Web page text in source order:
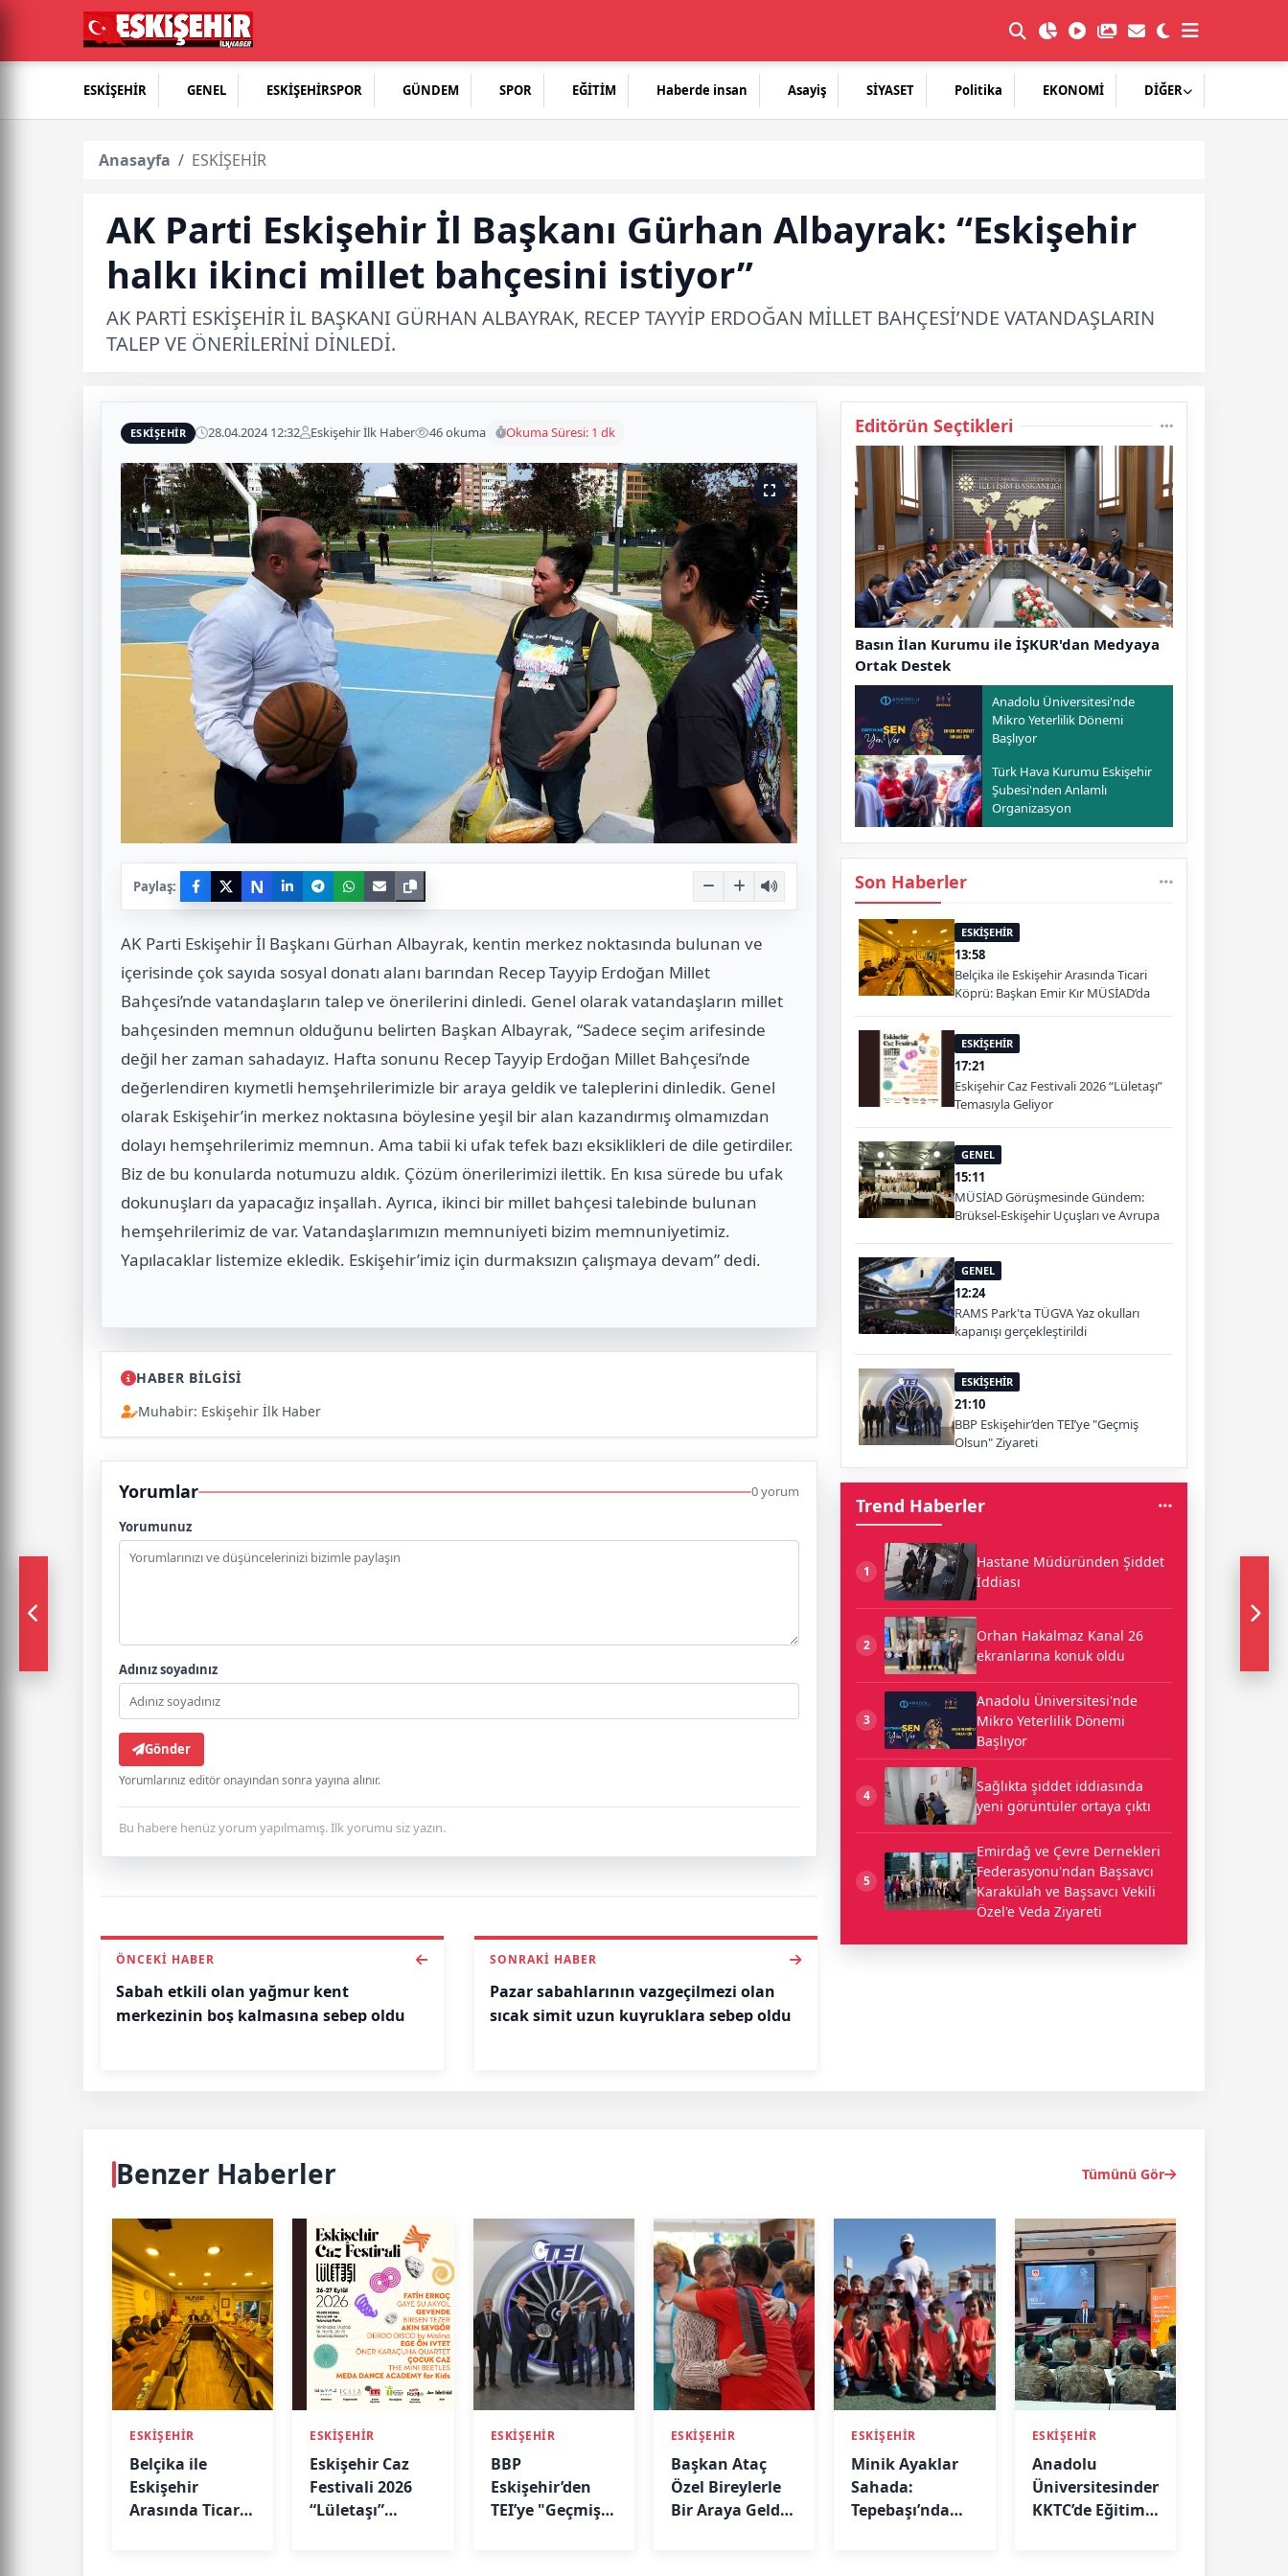
ESKİŞEHİR GENEL ESKİŞEHİRSPOR GÜNDEM SPOR EĞİTİM Haberde insan Asayiş SİYASET Politika EKONOMİ DİĞER
Anasayfa ESKİŞEHİR
AK Parti Eskişehir İl Başkanı Gürhan Albayrak: “Eskişehir
halkı ikinci millet bahçesini istiyor”
AK PARTİ ESKİŞEHİR İL BAŞKANI GÜRHAN ALBAYRAK, RECEP TAYYİP ERDOĞAN MİLLET BAHÇESİ’NDE VATANDAŞLARIN
TALEP VE ÖNERİLERİNİ DİNLEDİ.
ESKİŞEHİR 28.04.2024 12:32 Eskişehir İlk Haber 46 okuma Okuma Süresi: 1 dk
Paylaş: N
AK Parti Eskişehir İl Başkanı Gürhan Albayrak, kentin merkez noktasında bulunan ve
içerisinde çok sayıda sosyal donatı alanı barından Recep Tayyip Erdoğan Millet
Bahçesi’nde vatandaşların talep ve önerilerini dinledi. Genel olarak vatandaşların millet
bahçesinden memnun olduğunu belirten Başkan Albayrak, “Sadece seçim arifesinde
değil her zaman sahadayız. Hafta sonunu Recep Tayyip Erdoğan Millet Bahçesi’nde
değerlendiren kıymetli hemşehrilerimizle bir araya geldik ve taleplerini dinledik. Genel
olarak Eskişehir’in merkez noktasına böylesine yeşil bir alan kazandırmış olmamızdan
dolayı hemşehrilerimiz memnun. Ama tabii ki ufak tefek bazı eksiklikleri de dile getirdiler.
Biz de bu konularda notumuzu aldık. Çözüm önerilerimizi ilettik. En kısa sürede bu ufak
dokunuşları da yapacağız inşallah. Ayrıca, ikinci bir millet bahçesi talebinde bulunan
hemşehrilerimiz de var. Vatandaşlarımızın memnuniyeti bizim memnuniyetimiz.
Yapılacaklar listemize ekledik. Eskişehir’imiz için durmaksızın çalışmaya devam” dedi.
HABER BİLGİSİ
Muhabir: Eskişehir İlk Haber
Yorumlar 0 yorum
Yorumunuz
Adınız soyadınız
Gönder
Yorumlarınız editör onayından sonra yayına alınır.
Bu habere henüz yorum yapılmamış. İlk yorumu siz yazın.
ÖNCEKI HABER
Sabah etkili olan yağmur kent
merkezinin boş kalmasına sebep oldu
SONRAKI HABER
Pazar sabahlarının vazgeçilmezi olan
sıcak simit uzun kuyruklara sebep oldu
Editörün Seçtikleri
Basın İlan Kurumu ile İŞKUR'dan Medyaya
Ortak Destek
Anadolu Üniversitesi'nde
Mikro Yeterlilik Dönemi
Başlıyor
Türk Hava Kurumu Eskişehir
Şubesi'nden Anlamlı
Organizasyon
Son Haberler
ESKİŞEHİR
13:58
Belçika ile Eskişehir Arasında Ticari
Köprü: Başkan Emir Kır MÜSİAD’da
ESKİŞEHİR
17:21
Eskişehir Caz Festivali 2026 “Lületaşı”
Temasıyla Geliyor
GENEL
15:11
MÜSİAD Görüşmesinde Gündem:
Brüksel-Eskişehir Uçuşları ve Avrupa
GENEL
12:24
RAMS Park'ta TÜGVA Yaz okulları
kapanışı gerçekleştirildi
ESKİŞEHİR
21:10
BBP Eskişehir’den TEI’ye "Geçmiş
Olsun" Ziyareti
Trend Haberler
1
Hastane Müdüründen Şiddet
İddiası
2
Orhan Hakalmaz Kanal 26
ekranlarına konuk oldu
3
Anadolu Üniversitesi'nde
Mikro Yeterlilik Dönemi
Başlıyor
4
Sağlıkta şiddet iddiasında
yeni görüntüler ortaya çıktı
5
Emirdağ ve Çevre Dernekleri
Federasyonu'ndan Başsavcı
Karakülah ve Başsavcı Vekili
Özel'e Veda Ziyareti
Benzer Haberler Tümünü Gör
ESKİŞEHİR
Belçika ile
Eskişehir
Arasında Ticari
ESKİŞEHİR
Eskişehir Caz
Festivali 2026
“Lületaşı”
ESKİŞEHİR
BBP
Eskişehir’den
TEI’ye "Geçmiş
ESKİŞEHİR
Başkan Ataç
Özel Bireylerle
Bir Araya Geldi:
ESKİŞEHİR
Minik Ayaklar
Sahada:
Tepebaşı’nda
ESKİŞEHİR
Anadolu
Üniversitesinden
KKTC’de Eğitim